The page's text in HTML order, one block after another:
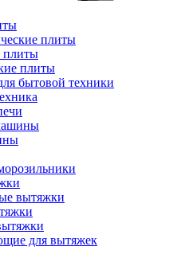
плиты
плиты
плиты
бытовой техники
вытяжки
для вытяжек